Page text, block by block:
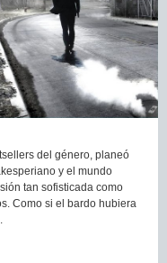
del género, planeó
y el mundo
tan sofisticada como
Como si el bardo hubiera